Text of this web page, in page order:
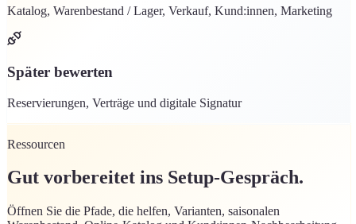
Katalog, Warenbestand / Lager, Verkauf, Kund:innen, Marketing
Später bewerten
Reservierungen, Verträge und digitale Signatur
Ressourcen
Gut vorbereitet ins Setup-Gespräch.
Öffnen Sie die Pfade, die helfen, Varianten, saisonalen